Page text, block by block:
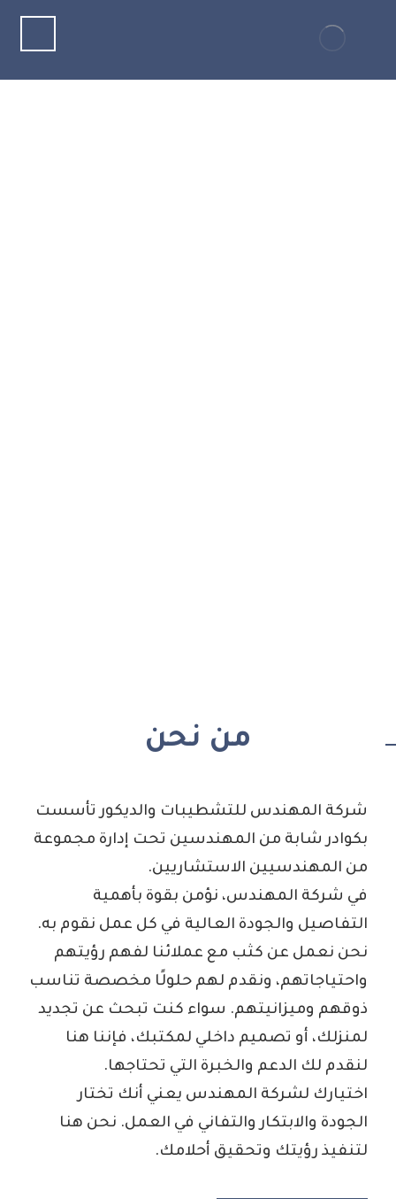
من نحن
شركة المهندس للتشطيبات والديكور تأسست
بكوادر شابة من المهندسين تحت إدارة مجموعة
من المهندسيين الاستشاريين.
في شركة المهندس، نؤمن بقوة بأهمية
التفاصيل والجودة العالية في كل عمل نقوم به.
نحن نعمل عن كثب مع عملائنا لفهم رؤيتهم
واحتياجاتهم، ونقدم لهم حلولًا مخصصة تناسب
ذوقهم وميزانيتهم. سواء كنت تبحث عن تجديد
لمنزلك، أو تصميم داخلي لمكتبك، فإننا هنا
لنقدم لك الدعم والخبرة التي تحتاجها.
اختيارك لشركة المهندس يعني أنك تختار
الجودة والابتكار والتفاني في العمل. نحن هنا
لتنفيذ رؤيتك وتحقيق أحلامك.